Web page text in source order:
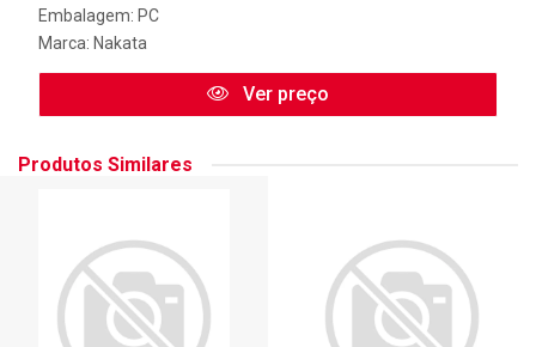
Embalagem: PC
Marca: Nakata
Ver preço
Produtos Similares